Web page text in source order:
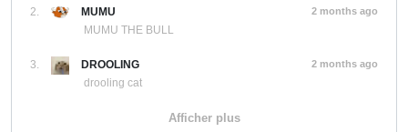
2.
MUMU
MUMU THE BULL
2 months ago
3.
DROOLING
drooling cat
2 months ago
Afficher plus